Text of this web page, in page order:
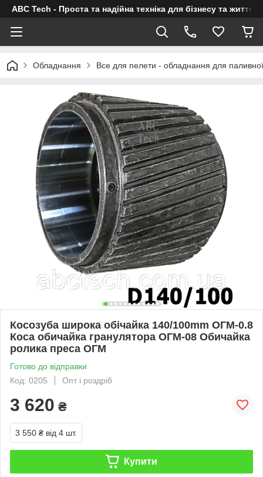
ABC Tech - Проста та надійна техніка для бізнесу та життя
Обладнання Все для пелети - обладнання для
Косозуба широка обічайка 140/100mm ОГМ-0.8
Коса обичайка гранулятора ОГМ-08 Обичайка
ролика преса ОГМ
Готово до відправки
Код: 0205
Опт і роздріб
3 620 ₴
3 550 ₴ від 4 шт.
Купити